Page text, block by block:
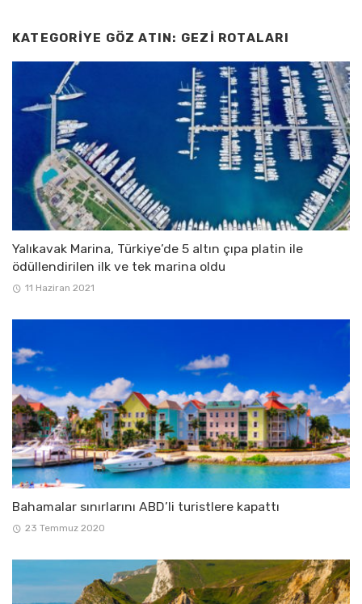
KATEGORIYE GÖZ ATIN: GEZI ROTALARI
Yalıkavak Marina, Türkiye’de 5 altın çıpa platin ile
ödüllendirilen ilk ve tek marina oldu
11 Haziran 2021
Bahamalar sınırlarını ABD’li turistlere kapattı
23 Temmuz 2020